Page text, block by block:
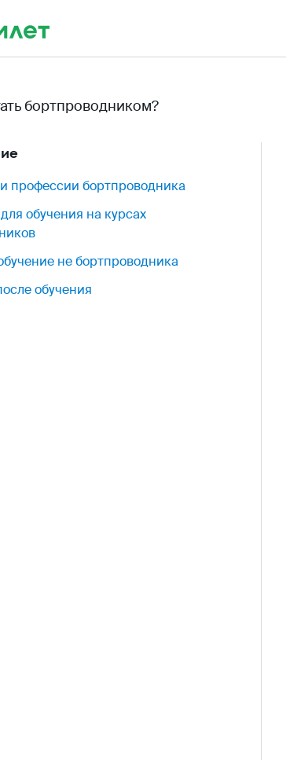
бортпроводником?
профессии бортпроводника
обучения на курсах
не бортпроводника
обучения